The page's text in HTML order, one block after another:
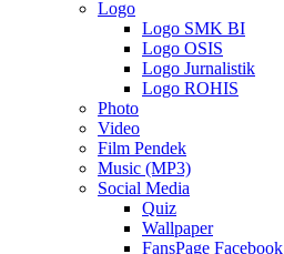
Logo
Logo SMK BI
Logo OSIS
Logo Jurnalistik
Logo ROHIS
Photo
Video
Film Pendek
Music (MP3)
Social Media
Quiz
Wallpaper
FansPage Facebook